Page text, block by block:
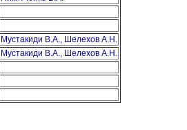
Мустакиди В.А., Шелехов А.Н.
Мустакиди В.А., Шелехов А.Н.